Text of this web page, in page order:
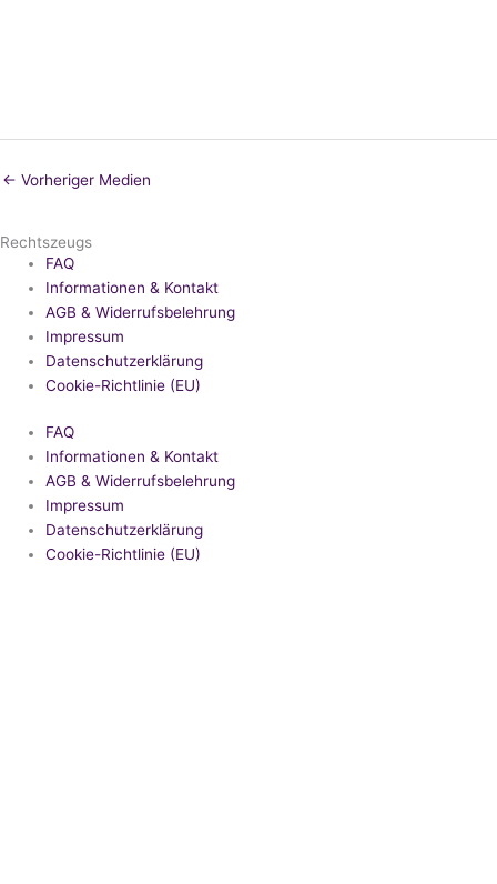
← Vorheriger Medien
Rechtszeugs
FAQ
Informationen & Kontakt
AGB & Widerrufsbelehrung
Impressum
Datenschutzerklärung
Cookie-Richtlinie (EU)
FAQ
Informationen & Kontakt
AGB & Widerrufsbelehrung
Impressum
Datenschutzerklärung
Cookie-Richtlinie (EU)